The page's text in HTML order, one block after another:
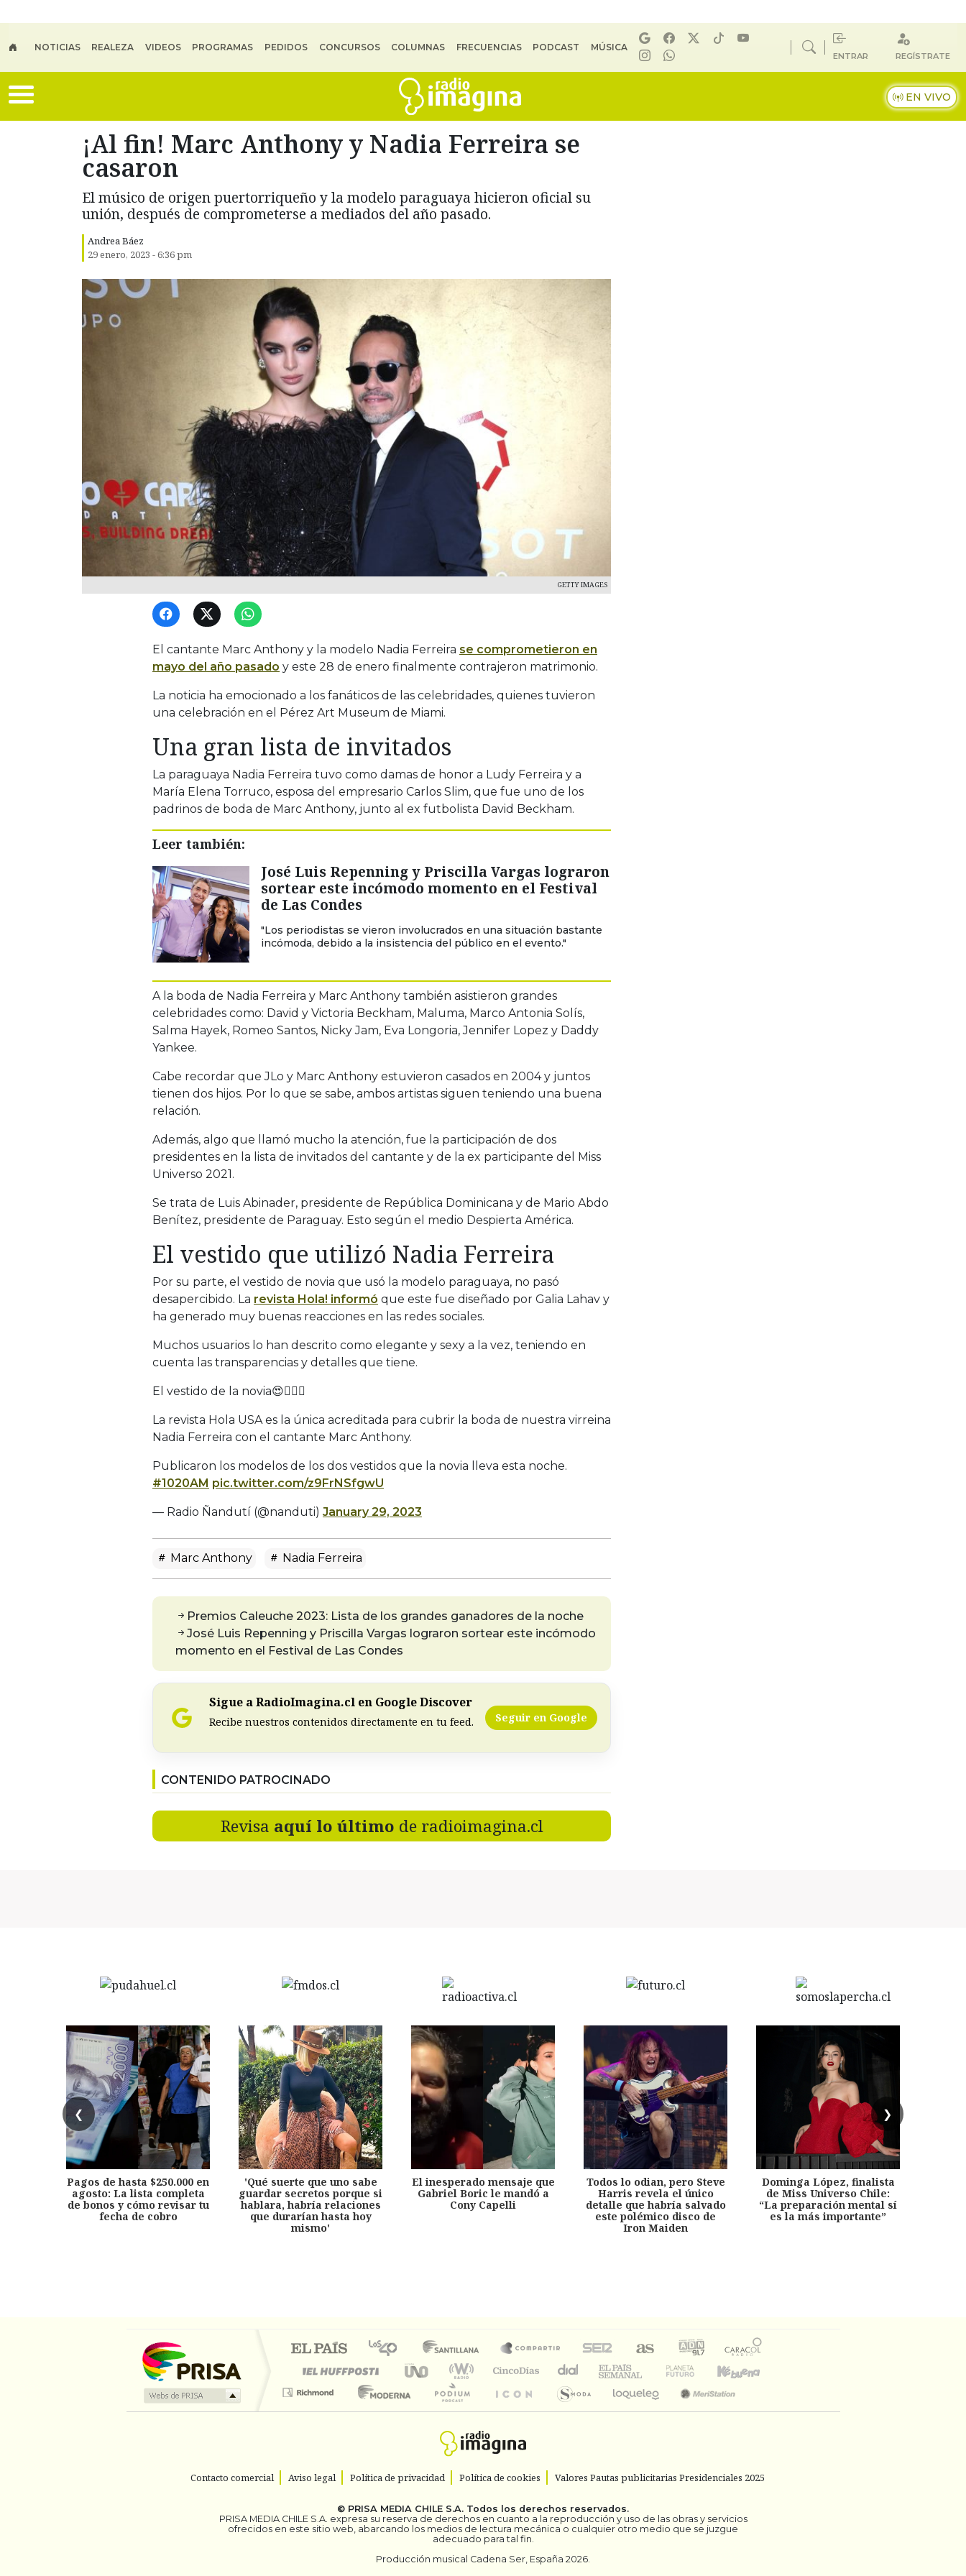
NOTICIAS REALEZA VIDEOS PROGRAMAS PEDIDOS CONCURSOS COLUMNAS FRECUENCIAS PODCAST MÚSICA
ENTRAR REGÍSTRATE
EN VIVO
¡Al fin! Marc Anthony y Nadia Ferreira se
casaron
El músico de origen puertorriqueño y la modelo paraguaya hicieron oficial su
unión, después de comprometerse a mediados del año pasado.
Andrea Báez
29 enero, 2023 - 6:36 pm
GETTY IMAGES
El cantante Marc Anthony y la modelo Nadia Ferreira se comprometieron en
mayo del año pasado y este 28 de enero finalmente contrajeron matrimonio.
La noticia ha emocionado a los fanáticos de las celebridades, quienes tuvieron
una celebración en el Pérez Art Museum de Miami.
Una gran lista de invitados
La paraguaya Nadia Ferreira tuvo como damas de honor a Ludy Ferreira y a
María Elena Torruco, esposa del empresario Carlos Slim, que fue uno de los
padrinos de boda de Marc Anthony, junto al ex futbolista David Beckham.
Leer también:
José Luis Repenning y Priscilla Vargas lograron
sortear este incómodo momento en el Festival
de Las Condes
"Los periodistas se vieron involucrados en una situación bastante
incómoda, debido a la insistencia del público en el evento."
A la boda de Nadia Ferreira y Marc Anthony también asistieron grandes
celebridades como: David y Victoria Beckham, Maluma, Marco Antonia Solís,
Salma Hayek, Romeo Santos, Nicky Jam, Eva Longoria, Jennifer Lopez y Daddy
Yankee.
Cabe recordar que JLo y Marc Anthony estuvieron casados en 2004 y juntos
tienen dos hijos. Por lo que se sabe, ambos artistas siguen teniendo una buena
relación.
Además, algo que llamó mucho la atención, fue la participación de dos
presidentes en la lista de invitados del cantante y de la ex participante del Miss
Universo 2021.
Se trata de Luis Abinader, presidente de República Dominicana y de Mario Abdo
Benítez, presidente de Paraguay. Esto según el medio Despierta América.
El vestido que utilizó Nadia Ferreira
Por su parte, el vestido de novia que usó la modelo paraguaya, no pasó
desapercibido. La revista Hola! informó que este fue diseñado por Galia Lahav y
ha generado muy buenas reacciones en las redes sociales.
Muchos usuarios lo han descrito como elegante y sexy a la vez, teniendo en
cuenta las transparencias y detalles que tiene.
El vestido de la novia😍👰🏽‍♀️
La revista Hola USA es la única acreditada para cubrir la boda de nuestra virreina
Nadia Ferreira con el cantante Marc Anthony.
Publicaron los modelos de los dos vestidos que la novia lleva esta noche.
#1020AM pic.twitter.com/z9FrNSfgwU
— Radio Ñandutí (@nanduti) January 29, 2023
Marc Anthony Nadia Ferreira
Premios Caleuche 2023: Lista de los grandes ganadores de la noche
José Luis Repenning y Priscilla Vargas lograron sortear este incómodo
momento en el Festival de Las Condes
Sigue a RadioImagina.cl en Google Discover
Recibe nuestros contenidos directamente en tu feed. Seguir en Google
CONTENIDO PATROCINADO
Revisa aquí lo último de radioimagina.cl
❮ ❯
Pagos de hasta $250.000 en
agosto: La lista completa
de bonos y cómo revisar tu
fecha de cobro
'Qué suerte que uno sabe
guardar secretos porque si
hablara, habría relaciones
que durarían hasta hoy
mismo'
El inesperado mensaje que
Gabriel Boric le mandó a
Cony Capelli
Todos lo odian, pero Steve
Harris revela el único
detalle que habría salvado
este polémico disco de
Iron Maiden
Dominga López, finalista
de Miss Universo Chile:
“La preparación mental sí
es la más importante”
Contacto comercial Aviso legal Política de privacidad Política de cookies Valores Pautas publicitarias Presidenciales 2025
© PRISA MEDIA CHILE S.A. Todos los derechos reservados.
PRISA MEDIA CHILE S.A. expresa su reserva de derechos en cuanto a la reproducción y uso de las obras y servicios
ofrecidos en este sitio web, abarcando los medios de lectura mecánica o cualquier otro medio que se juzgue
adecuado para tal fin.
Producción musical Cadena Ser, España 2026.